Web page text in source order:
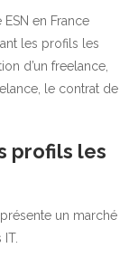
en France
les profils les
d’un freelance,
le contrat de
profils les
un marché